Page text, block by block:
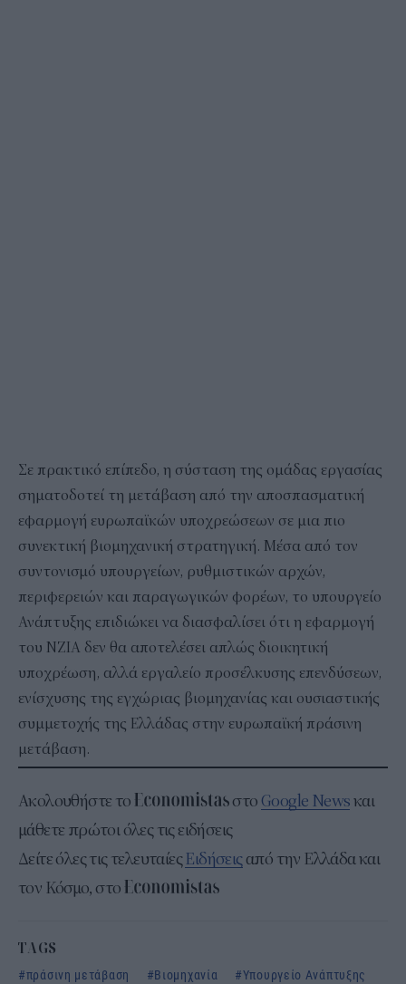
Σε πρακτικό επίπεδο, η σύσταση της ομάδας εργασίας
σηματοδοτεί τη μετάβαση από την αποσπασματική
εφαρμογή ευρωπαϊκών υποχρεώσεων σε μια πιο
συνεκτική βιομηχανική στρατηγική. Μέσα από τον
συντονισμό υπουργείων, ρυθμιστικών αρχών,
περιφερειών και παραγωγικών φορέων, το υπουργείο
Ανάπτυξης επιδιώκει να διασφαλίσει ότι η εφαρμογή
του NZIA δεν θα αποτελέσει απλώς διοικητική
υποχρέωση, αλλά εργαλείο προσέλκυσης επενδύσεων,
ενίσχυσης της εγχώριας βιομηχανίας και ουσιαστικής
συμμετοχής της Ελλάδας στην ευρωπαϊκή πράσινη
μετάβαση.
Ακολουθήστε το στο Google Newsκαι
μάθετε πρώτοι όλες τις ειδήσεις
Δείτε όλες τις τελευταίεςΕιδήσειςαπό την Ελλάδα και
τον Κόσμο, στο
TAGS
πράσινη μετάβαση
Βιομηχανία Υπουργείο Ανάπτυξης